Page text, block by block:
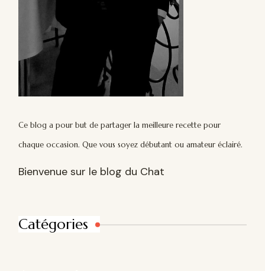
Ce blog a pour but de partager la meilleure recette pour
chaque occasion. Que vous soyez débutant ou amateur éclairé.
Bienvenue sur le blog du Chat
Catégories